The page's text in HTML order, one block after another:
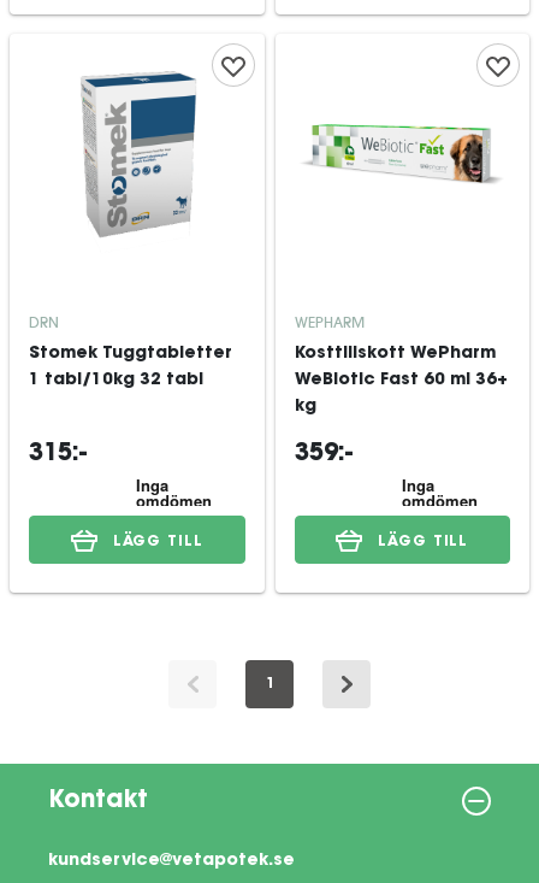
DRN
Stomek Tuggtabletter
1 tabl/10kg 32 tabl
315:-
LÄGG TILL
WEPHARM
Kosttillskott WePharm
WeBiotic Fast 60 ml 36+
kg
359:-
LÄGG TILL
1
Kontakt
kundservice@vetapotek.se